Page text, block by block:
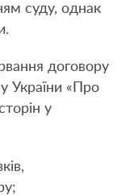
суду, однак
договору
України «Про
у